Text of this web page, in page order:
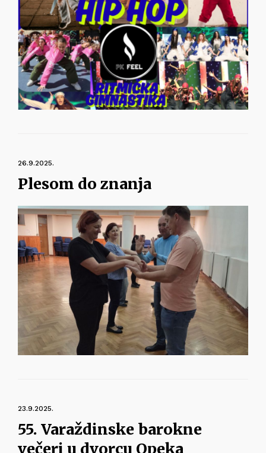
26.9.2025.
Plesom do znanja
23.9.2025.
55. Varaždinske barokne
večeri u dvorcu Opeka